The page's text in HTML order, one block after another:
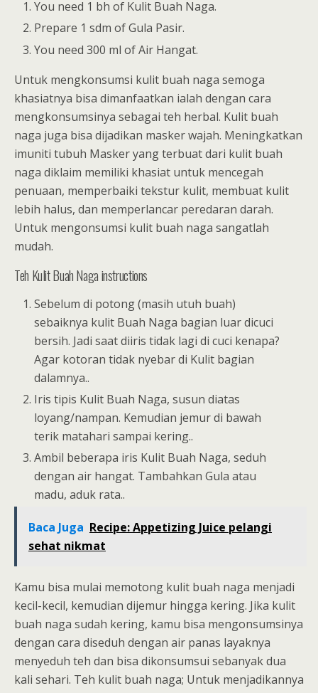
You need 1 bh of Kulit Buah Naga.
Prepare 1 sdm of Gula Pasir.
You need 300 ml of Air Hangat.
Untuk mengkonsumsi kulit buah naga semoga
khasiatnya bisa dimanfaatkan ialah dengan cara
mengkonsumsinya sebagai teh herbal. Kulit buah
naga juga bisa dijadikan masker wajah. Meningkatkan
imuniti tubuh Masker yang terbuat dari kulit buah
naga diklaim memiliki khasiat untuk mencegah
penuaan, memperbaiki tekstur kulit, membuat kulit
lebih halus, dan memperlancar peredaran darah.
Untuk mengonsumsi kulit buah naga sangatlah
mudah.
Teh Kulit Buah Naga instructions
Sebelum di potong (masih utuh buah)
sebaiknya kulit Buah Naga bagian luar dicuci
bersih. Jadi saat diiris tidak lagi di cuci kenapa?
Agar kotoran tidak nyebar di Kulit bagian
dalamnya..
Iris tipis Kulit Buah Naga, susun diatas
loyang/nampan. Kemudian jemur di bawah
terik matahari sampai kering..
Ambil beberapa iris Kulit Buah Naga, seduh
dengan air hangat. Tambahkan Gula atau
madu, aduk rata..
Baca Juga Recipe: Appetizing Juice pelangi
sehat nikmat
Kamu bisa mulai memotong kulit buah naga menjadi
kecil-kecil, kemudian dijemur hingga kering. Jika kulit
buah naga sudah kering, kamu bisa mengonsumsinya
dengan cara diseduh dengan air panas layaknya
menyeduh teh dan bisa dikonsumsui sebanyak dua
kali sehari. Teh kulit buah naga; Untuk menjadikannya